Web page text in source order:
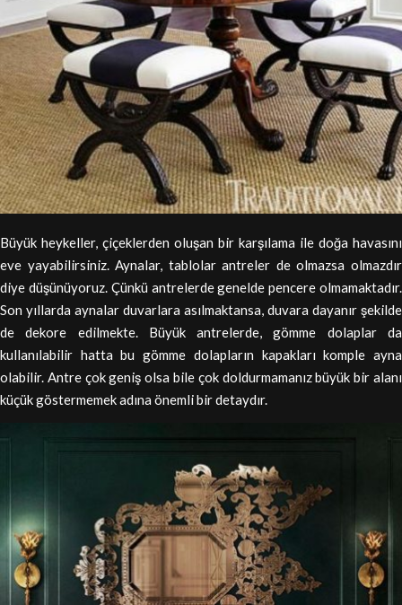
Büyük heykeller, çiçeklerden oluşan bir karşılama ile doğa havasını
eve yayabilirsiniz. Aynalar, tablolar antreler de olmazsa olmazdır
diye düşünüyoruz. Çünkü antrelerde genelde pencere olmamaktadır.
Son yıllarda aynalar duvarlara asılmaktansa, duvara dayanır şekilde
de dekore edilmekte. Büyük antrelerde, gömme dolaplar da
kullanılabilir hatta bu gömme dolapların kapakları komple ayna
olabilir. Antre çok geniş olsa bile çok doldurmamanız büyük bir alanı
küçük göstermemek adına önemli bir detaydır.